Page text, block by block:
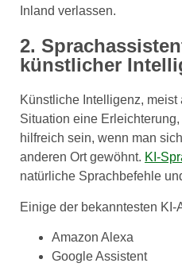
Inland verlassen.
2.
künstlicher
Künstliche Intelligenz,
Situation eine
hilfreich sein, wenn man
anderen Ort gewöhnt. KI-
natürliche Sprachbefehle
Einige der bekanntesten KI-
Amazon Alexa
Google Assistent